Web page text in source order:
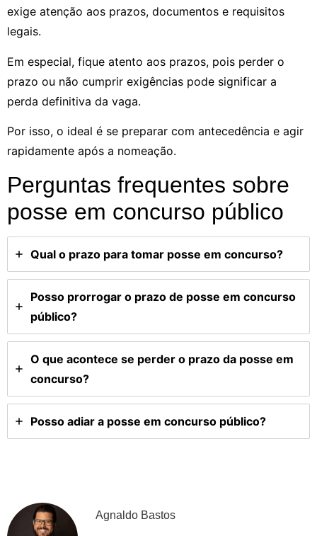
exige atenção aos prazos, documentos e requisitos
legais.
Em especial, fique atento aos prazos, pois perder o
prazo ou não cumprir exigências pode significar a
perda definitiva da vaga.
Por isso, o ideal é se preparar com antecedência e agir
rapidamente após a nomeação.
Perguntas frequentes sobre
posse em concurso público
Qual o prazo para tomar posse em concurso?
Posso prorrogar o prazo de posse em concurso
público?
O que acontece se perder o prazo da posse em
concurso?
Posso adiar a posse em concurso público?
Agnaldo Bastos